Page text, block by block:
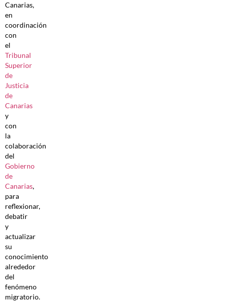
Canarias,
en
coordinación
con
el
Tribunal
Superior
de
Justicia
de
Canarias
y
con
la
colaboración
del
Gobierno
de
Canarias,
para
reflexionar,
debatir
y
actualizar
su
conocimiento
alrededor
del
fenómeno
migratorio.